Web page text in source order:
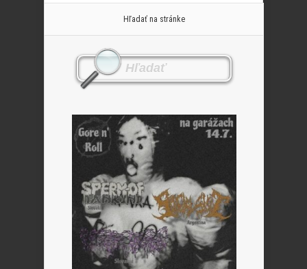
Hľadať na stránke